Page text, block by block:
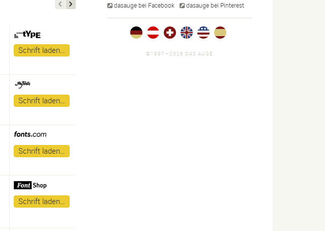
Schrift laden…
Schrift laden…
Schrift laden…
Schrift laden…
dasauge bei Facebook dasauge bei Pinterest
©1997—2026 DAS AUGE